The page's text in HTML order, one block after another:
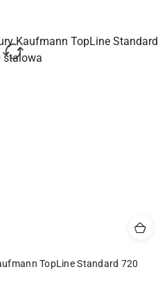
TopLine Standard 720